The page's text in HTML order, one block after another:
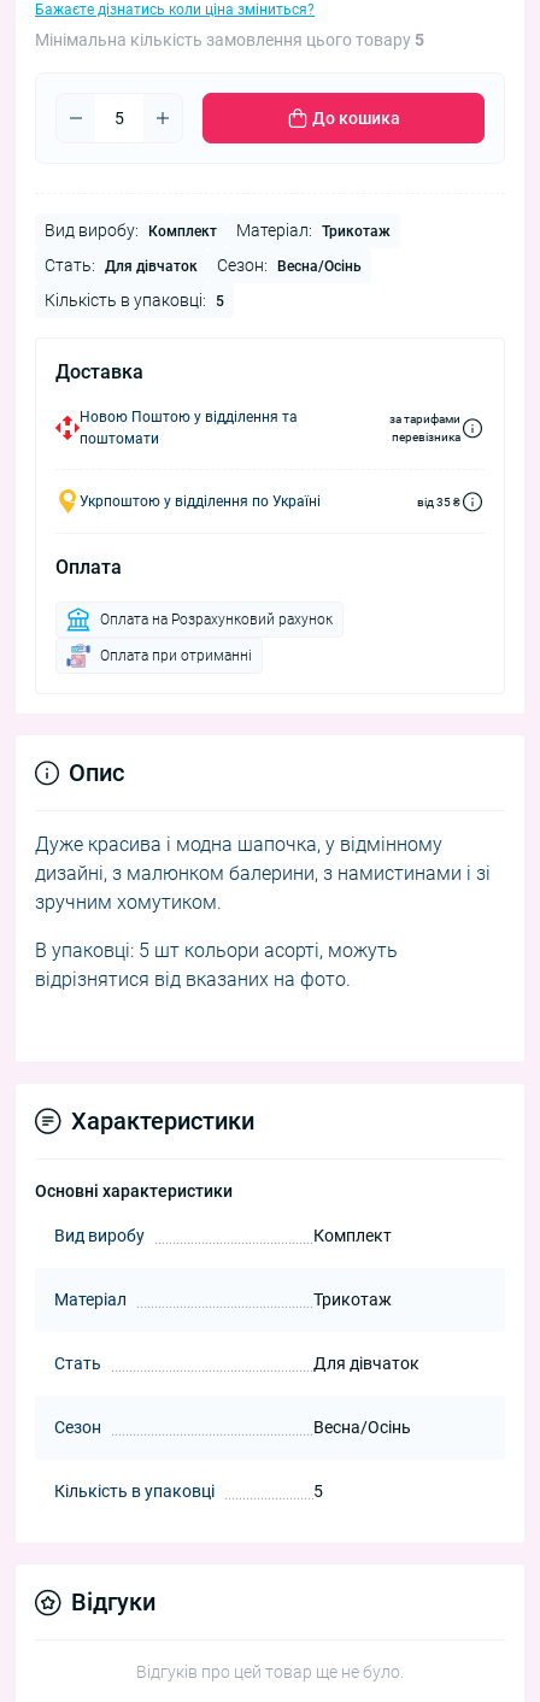
Бажаєте дізнатись коли ціна зміниться?
Мінімальна кількість замовлення цього товару 5
До кошика
Вид виробу: Комплект Матеріал: Трикотаж
Стать: Для дівчаток Сезон: Весна/Осінь
Кількість в упаковці: 5
Доставка
Новою Поштою у відділення та
поштомати
за тарифами
перевізника
Укрпоштою у відділення по Україні від 35 ₴
Оплата
Оплата на Розрахунковий рахунок
Оплата при отриманні
Опис
Дуже красива і модна шапочка, у відмінному
дизайні, з малюнком балерини, з намистинами і зі
зручним хомутиком.
В упаковці: 5 шт кольори асорті, можуть
відрізнятися від вказаних на фото.
Характеристики
Основні характеристики
Вид виробу Комплект
Матеріал Трикотаж
Стать Для дівчаток
Сезон Весна/Осінь
Кількість в упаковці 5
Відгуки
Відгуків про цей товар ще не було.